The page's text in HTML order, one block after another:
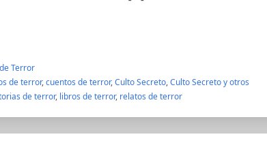
Terror
de terror,cuentos de terror,Culto Secreto,Culto Secreto y otros
de terror, libros de terror, relatos de terror